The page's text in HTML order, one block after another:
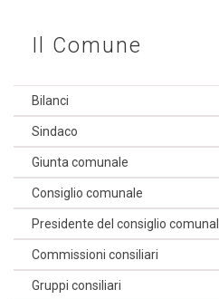
Il Comune
Bilanci
Sindaco
Giunta comunale
Consiglio comunale
Presidente del consiglio
Commissioni consiliari
Gruppi consiliari